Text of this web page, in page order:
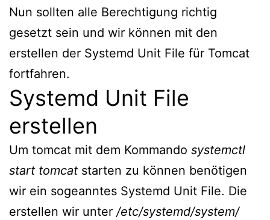
Nun sollten alle Berechtigung richtig
gesetzt sein und wir können mit den
erstellen der Systemd Unit File für Tomcat
fortfahren.
Systemd Unit File
erstellen
Um tomcat mit dem Kommando systemctl
start tomcat starten zu können benötigen
wir ein sogeanntes Systemd Unit File. Die
erstellen wir unter /etc/systemd/system/